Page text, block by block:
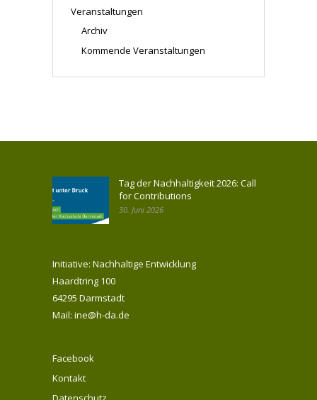
Veranstaltungen
Archiv
Kommende Veranstaltungen
Tag der Nachhaltigkeit 2026: Call
for Contributions
30. Juni 2026
Initiative: Nachhaltige Entwicklung
Haardtring 100
64295 Darmstadt
Mail: ine@h-da.de
Facebook
Kontakt